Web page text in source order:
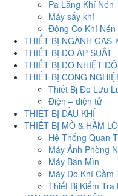
Pa Lăng Khí Nén
Máy sấy khí
Động Cơ Khí Nén
THIẾT BỊ NGÀNH GAS-
THIẾT BỊ ĐO ÁP SUẤT
THIẾT BỊ ĐO NHIỆT
THIẾT BỊ CÔNG
Thiết Bị Đo Lưu
Điện – điện tử
THIẾT BỊ DẦU KHÍ
THIẾT BỊ MỎ & HẦM LÒ
Hệ Thống Quan
Máy Ảnh Phòng
Máy Bắn Mìn
Máy Đo Khí Cầm
Thiết Bị Kiểm